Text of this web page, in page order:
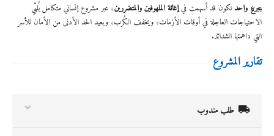
بتبرعٍ واحدتكون قد أسهمت فيإغاثة الملهوفين والمتضررين، عبر مشروع إنساني متكامل يُلبّي
الاحتياجات العاجلة في أوقات الأزمات، ويخفف الكُرب، ويعيد الحد الأدنى من الأمان للأسر
التي داهمتها الشدائد.
تقارير المشروع
 طلب مندوب